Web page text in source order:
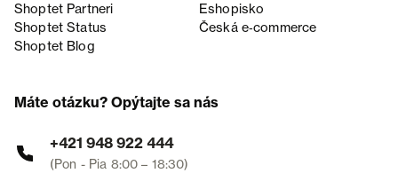
Shoptet Partneri
Eshopisko
Shoptet Status
Česká e‑commerce
Shoptet Blog
Máte otázku? Opýtajte sa nás
+421 948 922 444
(Pon - Pia 8:00 – 18:30)